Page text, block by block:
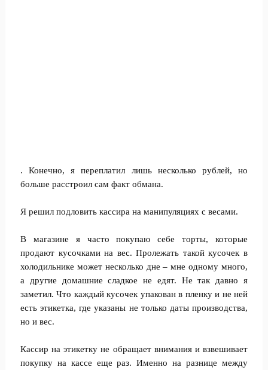
. Конечно, я переплатил лишь несколько рублей, но
больше расстроил сам факт обмана.
Я решил подловить кассира на манипуляциях с весами.
В магазине я часто покупаю себе торты, которые
продают кусочками на вес. Пролежать такой кусочек в
холодильнике может несколько дне – мне одному много,
а другие домашние сладкое не едят. Не так давно я
заметил. Что каждый кусочек упакован в пленку и не ней
есть этикетка, где указаны не только даты производства,
но и вес.
Кассир на этикетку не обращает внимания и взвешивает
покупку на кассе еще раз. Именно на разнице между